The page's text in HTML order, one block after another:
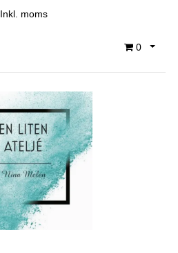
Inkl. moms
0